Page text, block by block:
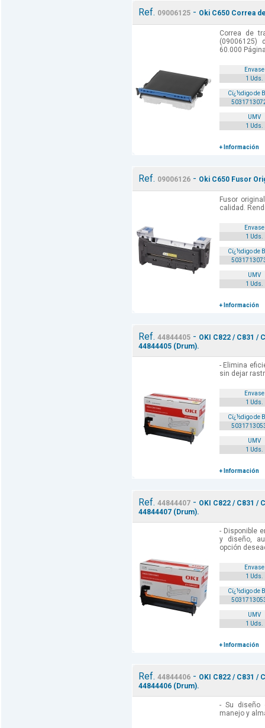
Ref. 09006125- Oki C650 Correa
Correa de
(09006125)
60.000
Envase
1 Uds.
Cï¿½digo de
UMV
1 Uds.
+ Información
Ref. 09006126- Oki C650 Fusor
Fusor
calidad.
Envase
1 Uds.
Cï¿½digo de
UMV
1 Uds.
+ Información
Ref. 44844405- OKI C822 / C831 /
44844405 (Drum).
- Elimina
sin dejar
Envase
1 Uds.
Cï¿½digo de
UMV
1 Uds.
+ Información
Ref. 44844407- OKI C822 / C831 /
44844407 (Drum).
- Disponible
y diseño,
opción
Envase
1 Uds.
Cï¿½digo de
UMV
1 Uds.
+ Información
Ref. 44844406- OKI C822 / C831 /
44844406 (Drum).
- Su diseño
manejo y